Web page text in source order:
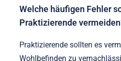
fördert. Konzentrieren Sie
Sitzung klare Absichten zu
besseren Ergebnissen führt.